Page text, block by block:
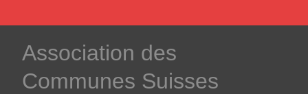
­Association des­
Communes ­Suisses